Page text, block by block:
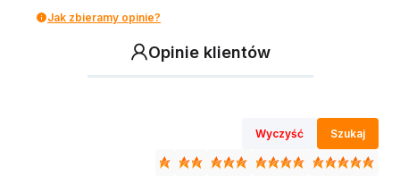
Jak zbieramy opinie?
Opinie klientów
Wyczyść Szukaj